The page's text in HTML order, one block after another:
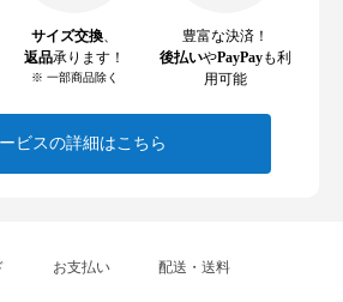
サイズ交換
返品承ります！
※ 一部商品除く
豊富な決済！
後払いやPayPayも利
用可能
ビスの詳細はこちら
お支払い 配送・送料